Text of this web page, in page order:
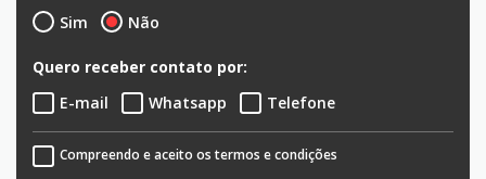
Sim
Não
Quero receber contato por:
E-mail
Whatsapp Telefone
Compreendo e aceito os termos e condições